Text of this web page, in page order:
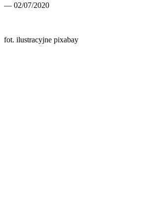
— 02/07/2020
fot. ilustracyjne pixabay